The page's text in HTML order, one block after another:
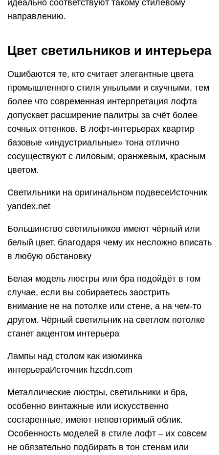
идеально соответствуют такому стилевому
направлению.
Цвет светильников и интерьера
Ошибаются те, кто считает элегантные цвета
промышленного стиля унылыми и скучными, тем
более что современная интерпретация лофта
допускает расширение палитры за счёт более
сочных оттенков. В лофт-интерьерах квартир
базовые «индустриальные» тона отлично
сосуществуют с лиловым, оранжевым, красным
цветом.
Светильники на оригинальном подвесеИсточник
yandex.net
Большинство светильников имеют чёрный или
белый цвет, благодаря чему их несложно вписать
в любую обстановку
Белая модель люстры или бра подойдёт в том
случае, если вы собираетесь заострить
внимание не на потолке или стене, а на чем-то
другом. Чёрный светильник на светлом потолке
станет акцентом интерьера
Лампы над столом как изюминка
интерьераИсточник hzcdn.com
Металлические люстры, светильники и бра,
особенно винтажные или искусственно
состаренные, имеют неповторимый облик.
Особенность моделей в стиле лофт – их совсем
не обязательно подбирать в тон стенам или